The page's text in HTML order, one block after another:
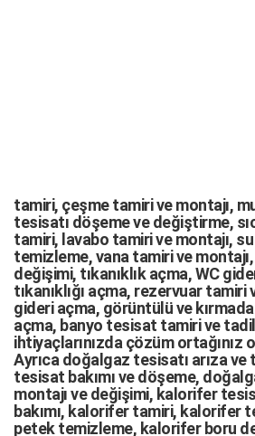
tamiri, çeşme tamirivemontajı,
tesisatı döşemeve değiştirme,
tamiri, lavabo tamirivemontajı,
temizleme,vana tamirivemontajı,
değişimi, tıkanıklık açma,WC
tıkanıklığı açma, rezervuar tamiri
gideri açma, görüntülü ve
açma, banyo tesisat tamirive
ihtiyaçlarınızda çözüm ortağınız
Ayrıca doğalgaz tesisatı arızave
tesisat bakımıve döşeme,
montajıve değişimi, kalorifer
bakımı, kalorifer tamiri, kalorifer
petek temizleme, kalorifer boru